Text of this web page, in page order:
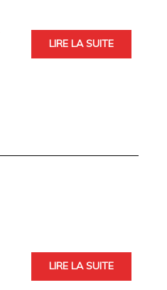
LIRE LA SUITE
LIRE LA SUITE